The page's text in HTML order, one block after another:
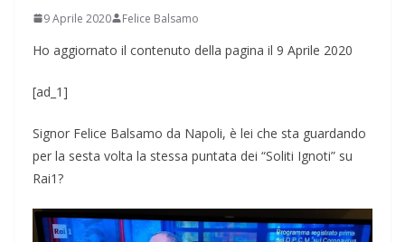
9 Aprile 2020 Felice Balsamo
Ho aggiornato il contenuto della pagina il 9 Aprile 2020
[ad_1]
Signor Felice Balsamo da Napoli, è lei che sta guardando
per la sesta volta la stessa puntata dei “Soliti Ignoti” su
Rai1?